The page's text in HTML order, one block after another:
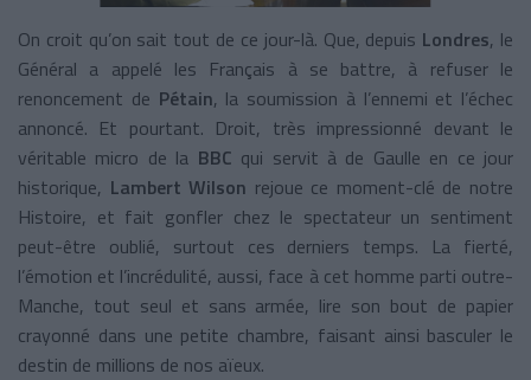
On croit qu’on sait tout de ce jour-là. Que, depuis Londres, le
Général a appelé les Français à se battre, à refuser le
renoncement de Pétain, la soumission à l’ennemi et l’échec
annoncé. Et pourtant. Droit, très impressionné devant le
véritable micro de la BBC qui servit à de Gaulle en ce jour
historique, Lambert Wilson rejoue ce moment-clé de notre
Histoire, et fait gonfler chez le spectateur un sentiment
peut-être oublié, surtout ces derniers temps. La fierté,
l’émotion et l’incrédulité, aussi, face à cet homme parti outre-
Manche, tout seul et sans armée, lire son bout de papier
crayonné dans une petite chambre, faisant ainsi basculer le
destin de millions de nos aïeux.